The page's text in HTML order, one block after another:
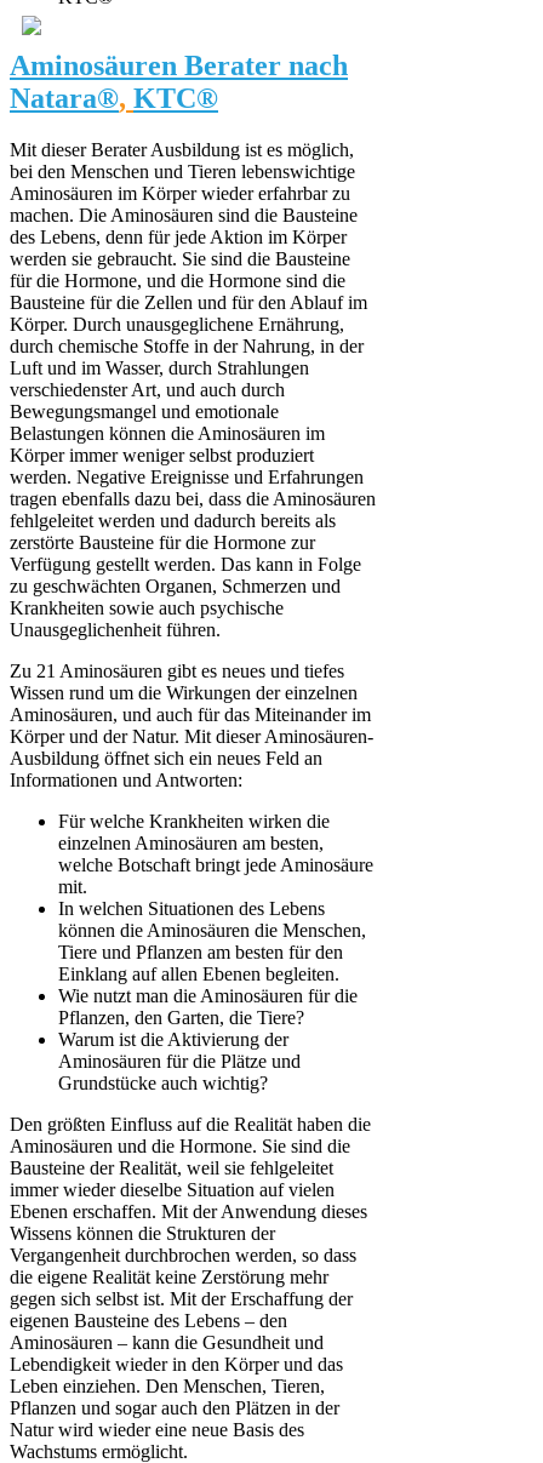
Aminosäuren Berater nach
Natara®, KTC®
Mit dieser Berater Ausbildung ist es möglich,
bei den Menschen und Tieren lebenswichtige
Aminosäuren im Körper wieder erfahrbar zu
machen. Die Aminosäuren sind die Bausteine
des Lebens, denn für jede Aktion im Körper
werden sie gebraucht. Sie sind die Bausteine
für die Hormone, und die Hormone sind die
Bausteine für die Zellen und für den Ablauf im
Körper. Durch unausgeglichene Ernährung,
durch chemische Stoffe in der Nahrung, in der
Luft und im Wasser, durch Strahlungen
verschiedenster Art, und auch durch
Bewegungsmangel und emotionale
Belastungen können die Aminosäuren im
Körper immer weniger selbst produziert
werden. Negative Ereignisse und Erfahrungen
tragen ebenfalls dazu bei, dass die Aminosäuren
fehlgeleitet werden und dadurch bereits als
zerstörte Bausteine für die Hormone zur
Verfügung gestellt werden. Das kann in Folge
zu geschwächten Organen, Schmerzen und
Krankheiten sowie auch psychische
Unausgeglichenheit führen.
Zu 21 Aminosäuren gibt es neues und tiefes
Wissen rund um die Wirkungen der einzelnen
Aminosäuren, und auch für das Miteinander im
Körper und der Natur. Mit dieser Aminosäuren-
Ausbildung öffnet sich ein neues Feld an
Informationen und Antworten:
Für welche Krankheiten wirken die
einzelnen Aminosäuren am besten,
welche Botschaft bringt jede Aminosäure
mit.
In welchen Situationen des Lebens
können die Aminosäuren die Menschen,
Tiere und Pflanzen am besten für den
Einklang auf allen Ebenen begleiten.
Wie nutzt man die Aminosäuren für die
Pflanzen, den Garten, die Tiere?
Warum ist die Aktivierung der
Aminosäuren für die Plätze und
Grundstücke auch wichtig?
Den größten Einfluss auf die Realität haben die
Aminosäuren und die Hormone. Sie sind die
Bausteine der Realität, weil sie fehlgeleitet
immer wieder dieselbe Situation auf vielen
Ebenen erschaffen. Mit der Anwendung dieses
Wissens können die Strukturen der
Vergangenheit durchbrochen werden, so dass
die eigene Realität keine Zerstörung mehr
gegen sich selbst ist. Mit der Erschaffung der
eigenen Bausteine des Lebens – den
Aminosäuren – kann die Gesundheit und
Lebendigkeit wieder in den Körper und das
Leben einziehen. Den Menschen, Tieren,
Pflanzen und sogar auch den Plätzen in der
Natur wird wieder eine neue Basis des
Wachstums ermöglicht.